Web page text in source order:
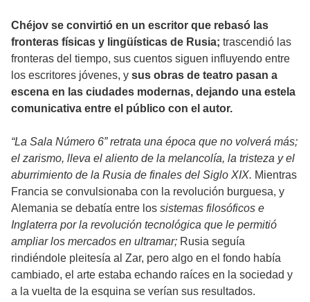
Chéjov se convirtió en un escritor que rebasó las
fronteras físicas y lingüísticas de Rusia; trascendió las
fronteras del tiempo, sus cuentos siguen influyendo entre
los escritores jóvenes, y sus obras de teatro pasan a
escena en las ciudades modernas, dejando una estela
comunicativa entre el público con el autor.
“La Sala Número 6” retrata una época que no volverá más;
el zarismo, lleva el aliento de la melancolía, la tristeza y el
aburrimiento de la Rusia de finales del Siglo XIX. Mientras
Francia se convulsionaba con la revolución burguesa, y
Alemania se debatía entre los sistemas filosóficos e
Inglaterra por la revolución tecnológica que le permitió
ampliar los mercados en ultramar; Rusia seguía
rindiéndole pleitesía al Zar, pero algo en el fondo había
cambiado, el arte estaba echando raíces en la sociedad y
a la vuelta de la esquina se verían sus resultados.